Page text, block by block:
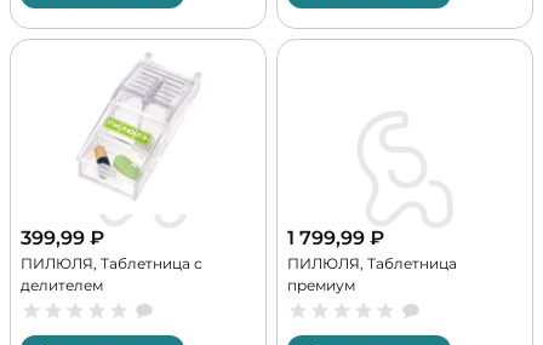
399,99 ₽
ПИЛЮЛЯ, Таблетница с
делителем
1 799,99 ₽
ПИЛЮЛЯ, Таблетница
премиум